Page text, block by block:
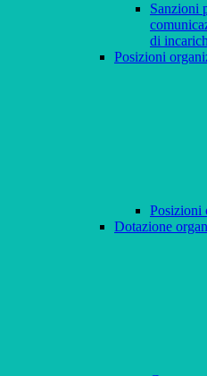
Sanzioni
di
Posizioni
Posizioni
Dotazione